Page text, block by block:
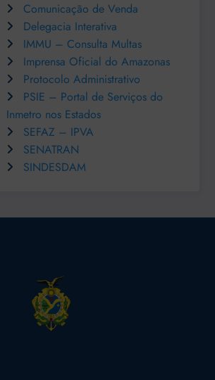
Comunicação de Venda
Delegacia Interativa
IMMU – Consulta Multas
Imprensa Oficial do Amazonas
Protocolo Administrativo
PSIE – Portal de Serviços do
Inmetro nos Estados
SEFAZ – IPVA
SENATRAN
SINDESDAM